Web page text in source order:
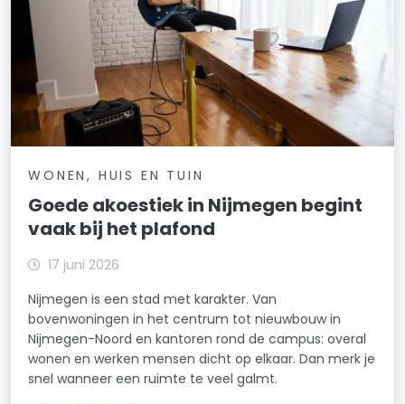
WONEN, HUIS EN TUIN
Goede akoestiek in Nijmegen begint
vaak bij het plafond
17 juni 2026
Nijmegen is een stad met karakter. Van
bovenwoningen in het centrum tot nieuwbouw in
Nijmegen-Noord en kantoren rond de campus: overal
wonen en werken mensen dicht op elkaar. Dan merk je
snel wanneer een ruimte te veel galmt.